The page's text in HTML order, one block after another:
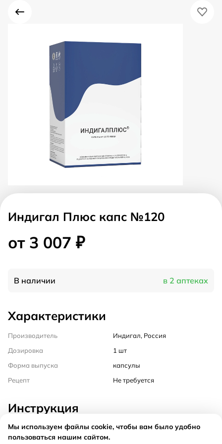
Индигал Плюс капс №120
от 3 007 ₽
В наличии в 2 аптеках
Характеристики
Производитель
Индигал, Россия
Дозировка
1 шт
Форма выпуска
капсулы
Рецепт
Не требуется
Инструкция
Состав
Мы используем файлы cookie, чтобы вам было удобно
пользоваться нашим сайтом.